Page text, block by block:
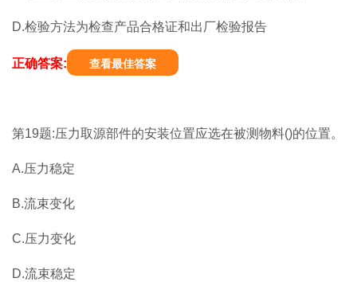
D.检验方法为检查产品合格证和出厂检验报告
正确答案: 查看最佳答案
第19题:压力取源部件的安装位置应选在被测物料()的位置。
A.压力稳定
B.流束变化
C.压力变化
D.流束稳定